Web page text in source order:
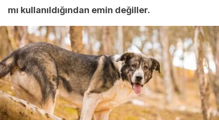
mı kullanıldığından emin değiller.